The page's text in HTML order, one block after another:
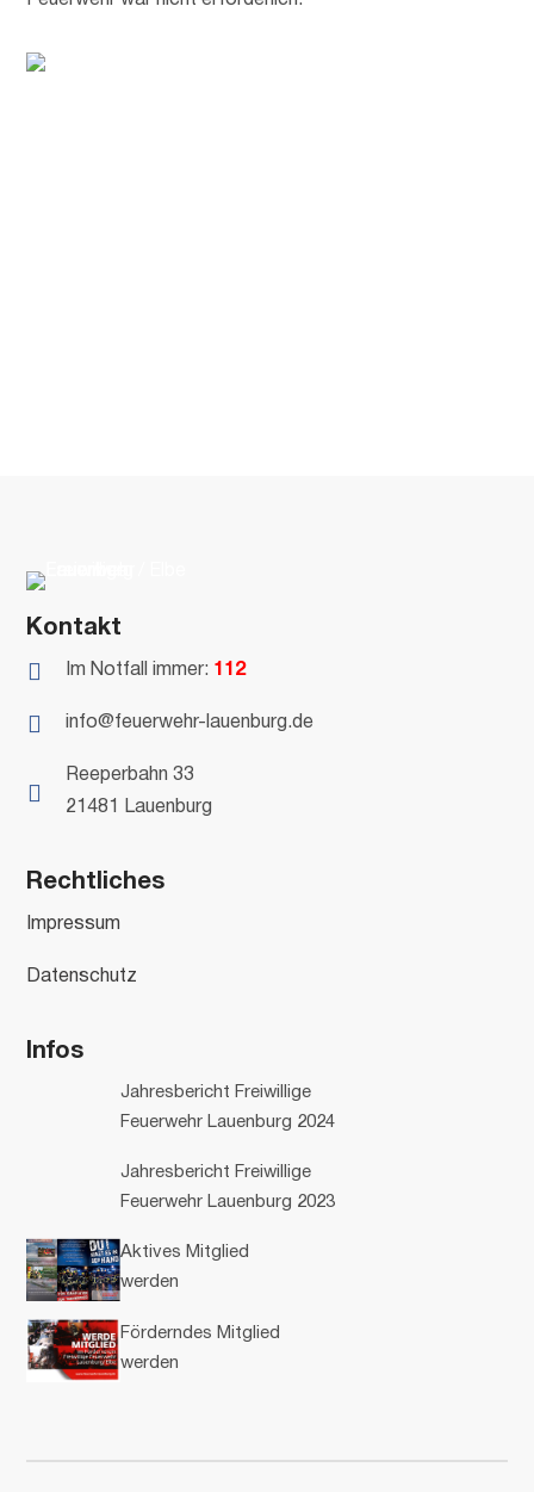
Kontakt
 Im Notfall immer: 112
 info@feuerwehr-lauenburg.de

Reeperbahn 33
21481 Lauenburg
Rechtliches
Impressum
Datenschutz
Infos
Jahresbericht Freiwillige
Feuerwehr Lauenburg 2024
Jahresbericht Freiwillige
Feuerwehr Lauenburg 2023
Aktives Mitglied
werden
Förderndes Mitglied
werden